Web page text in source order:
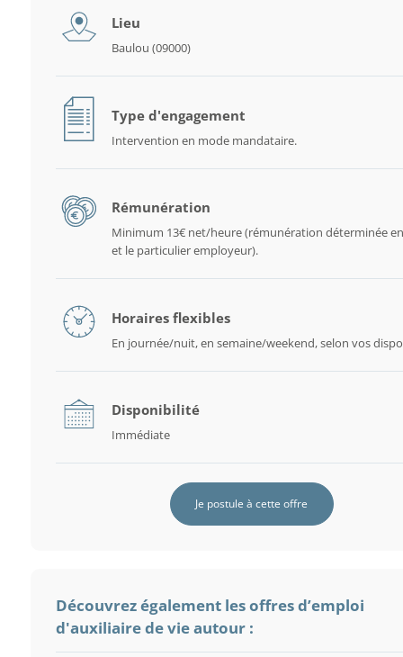
Lieu
Baulou (09000)
Type d'engagement
Intervention en mode mandataire.
Rémunération
Minimum 13€ net/heure (rémunération déterminée
et le particulier employeur).
Horaires flexibles
En journée/nuit, en semaine/weekend, selon vos
Disponibilité
Immédiate
Je postule à cette offre
Découvrez également les offres d’emploi
d'auxiliaire de vie autour :